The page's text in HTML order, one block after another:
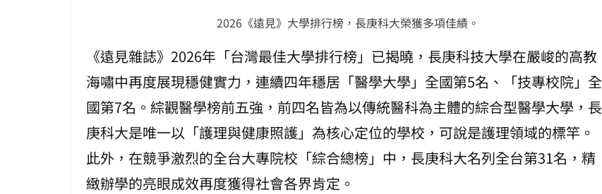
2026《遠見》大學排行榜，長庚科大榮獲多項佳績。
《遠見雜誌》2026年「台灣最佳大學排行榜」已揭曉，長庚科技大學在嚴峻的高教
海嘯中再度展現穩健實力，連續四年穩居「醫學大學」全國第5名、「技專校院」全
國第7名。綜觀醫學榜前五強，前四名皆為以傳統醫科為主體的綜合型醫學大學，長
庚科大是唯一以「護理與健康照護」為核心定位的學校，可說是護理領域的標竿。
此外，在競爭激烈的全台大專院校「綜合總榜」中，長庚科大名列全台第31名，精
緻辦學的亮眼成效再度獲得社會各界肯定。